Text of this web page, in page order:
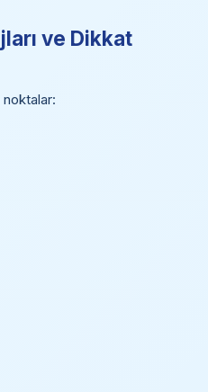
ve Dikkat